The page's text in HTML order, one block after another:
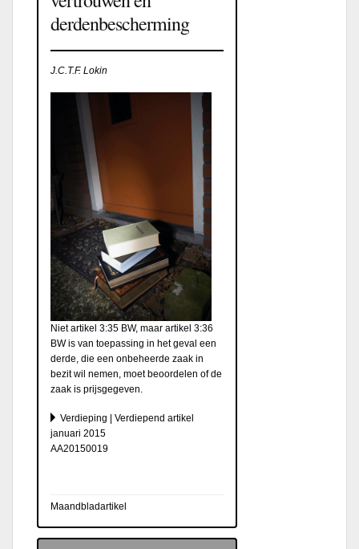
derdenbescherming
J.C.T.F. Lokin
Niet artikel 3:35 BW, maar artikel 3:36
BW is van toepassing in het geval een
derde, die een onbeheerde zaak in
bezit wil nemen, moet beoordelen of de
zaak is prijsgegeven.
Verdieping | Verdiepend artikel
januari 2015
AA20150019
Maandbladartikel